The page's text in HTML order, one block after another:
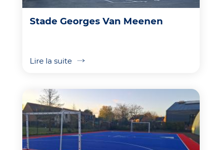
Stade Georges Van Meenen
Lire la suite